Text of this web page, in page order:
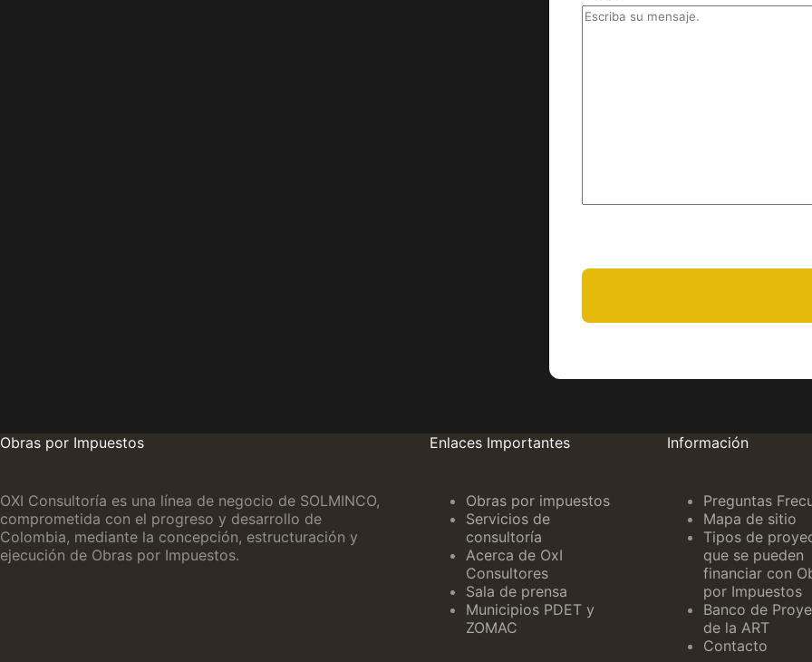
Obras por Impuestos
OXI Consultoría es una línea de negocio de SOLMINCO,
comprometida con el progreso y desarrollo de
Colombia, mediante la concepción, estructuración y
ejecución de Obras por Impuestos.
Enlaces Importantes
Obras por impuestos
Servicios de
consultoría
Acerca de OxI
Consultores
Sala de prensa
Municipios PDET y
ZOMAC
Información
Preguntas
Mapa de sitio
Tipos de
que se pueden
financiar con
por Impuestos
Banco de
de la ART
Contacto